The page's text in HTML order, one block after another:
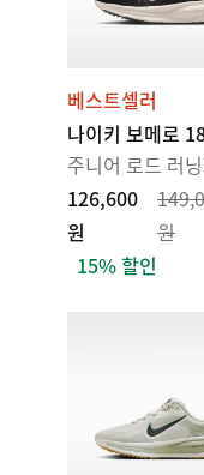
베스트셀러
나이키 보메로
주니어 로드 러
126,600
원
원
15% 할인